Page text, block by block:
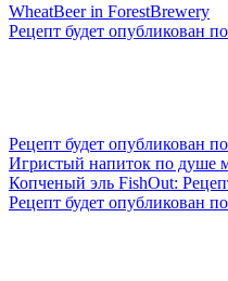
WheatBeer in ForestBrewery
Рецепт будет опубликован
Рецепт будет опубликован
Игристый напиток по душе
Копченый эль FishOut:
Рецепт будет опубликован